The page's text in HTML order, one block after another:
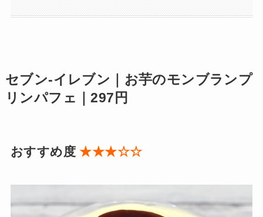
セブン-イレブン｜お芋のモンブランプ
リンパフェ｜297円
おすすめ度★★★☆☆